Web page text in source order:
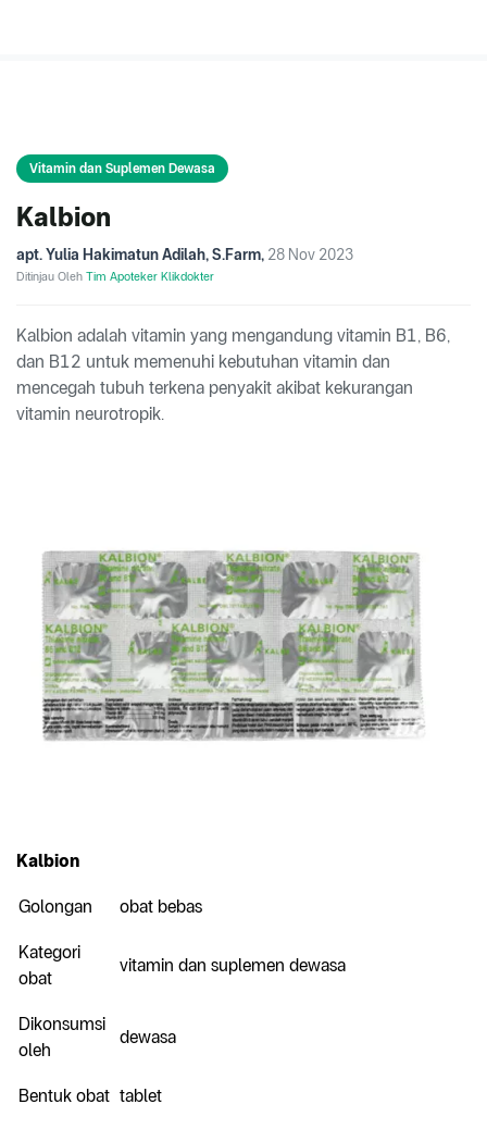
Vitamin dan Suplemen Dewasa
Kalbion
apt. Yulia Hakimatun Adilah, S.Farm, 28 Nov 2023
Ditinjau Oleh Tim Apoteker Klikdokter
Kalbion adalah vitamin yang mengandung vitamin B1, B6,
dan B12 untuk memenuhi kebutuhan vitamin dan
mencegah tubuh terkena penyakit akibat kekurangan
vitamin neurotropik.
Kalbion
Golongan obat bebas
Kategori
obat
vitamin dan suplemen dewasa
Dikonsumsi
oleh
dewasa
Bentuk obat tablet